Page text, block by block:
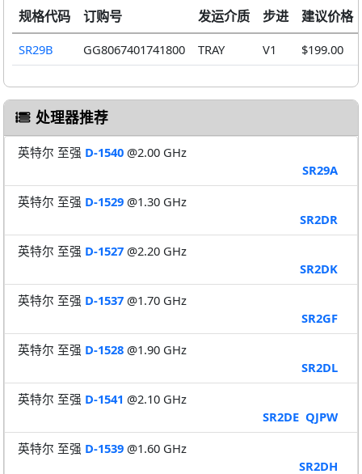
规格代码 订购号 发运介质 步进 建议价格
SR29B GG8067401741800 TRAY V1 $199.00
处理器推荐
英特尔 至强 D-1540 @2.00 GHz
SR29A
英特尔 至强 D-1529 @1.30 GHz
SR2DR
英特尔 至强 D-1527 @2.20 GHz
SR2DK
英特尔 至强 D-1537 @1.70 GHz
SR2GF
英特尔 至强 D-1528 @1.90 GHz
SR2DL
英特尔 至强 D-1541 @2.10 GHz
SR2DE QJPW
英特尔 至强 D-1539 @1.60 GHz
SR2DH